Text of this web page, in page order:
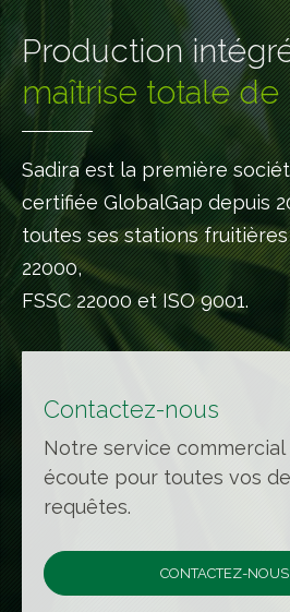
Production
maîtrise totale de
Sadira est la première
certifiée GlobalGap depuis
toutes ses stations
22000,
FSSC 22000 et ISO 9001.
Contactez-nous
Notre service
écoute pour toutes vos
requêtes.
CONTACTEZ-NOUS